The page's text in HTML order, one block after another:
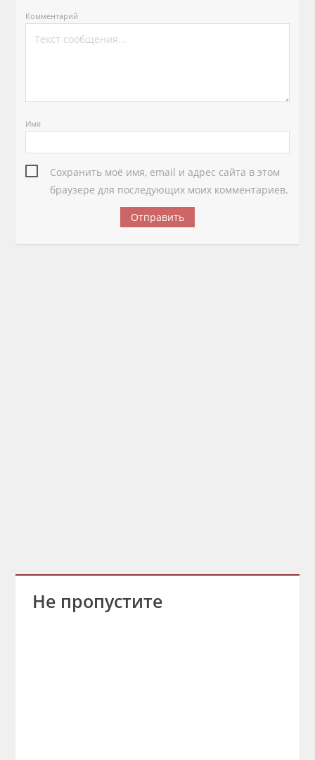
Комментарий
Имя
Сохранить моё имя, email и адрес сайта в этом
браузере для последующих моих комментариев.
Не пропустите